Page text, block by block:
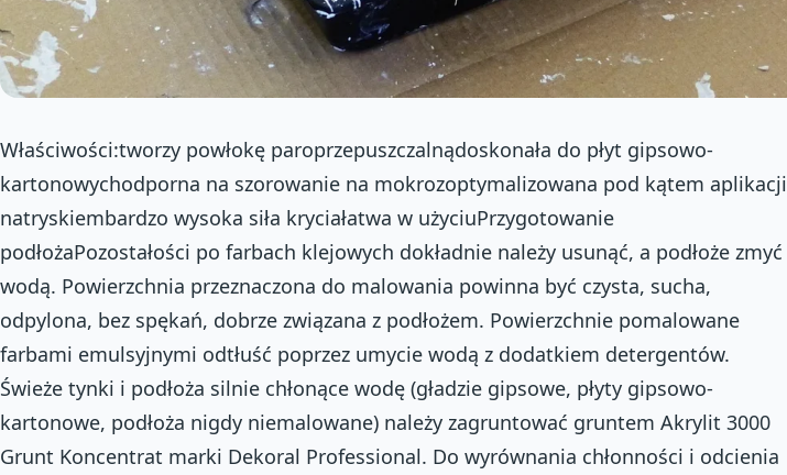
Właściwości:tworzy powłokę paroprzepuszczalnądoskonała do płyt gipsowo-
kartonowychodporna na szorowanie na mokrozoptymalizowana pod kątem aplikacji
natryskiembardzo wysoka siła kryciałatwa w użyciuPrzygotowanie
podłożaPozostałości po farbach klejowych dokładnie należy usunąć, a podłoże zmyć
wodą. Powierzchnia przeznaczona do malowania powinna być czysta, sucha,
odpylona, bez spękań, dobrze związana z podłożem. Powierzchnie pomalowane
farbami emulsyjnymi odtłuść poprzez umycie wodą z dodatkiem detergentów.
Świeże tynki i podłoża silnie chłonące wodę (gładzie gipsowe, płyty gipsowo-
kartonowe, podłoża nigdy niemalowane) należy zagruntować gruntem Akrylit 3000
Grunt Koncentrat marki Dekoral Professional. Do wyrównania chłonności i odcienia